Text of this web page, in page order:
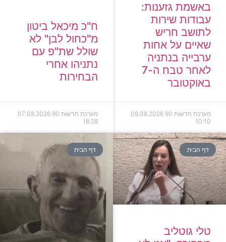
באשמת גזענות:
עבודות שירות
לתושב חריש
שאיים על אחות
ערבייה בנתניה
לאחר טבח ה-7
באוקטובר
מערכת חדשות 90
09.08.2026
10:10
ח"כ מיכאל ביטון
מ"כחול לבן" לא
שולל שת"פ עם
נתניהו אחרי
הבחירות
מערכת חדשות 90
07.08.2026
18:28
דף הבית
טלי גוטליב
דף הבית